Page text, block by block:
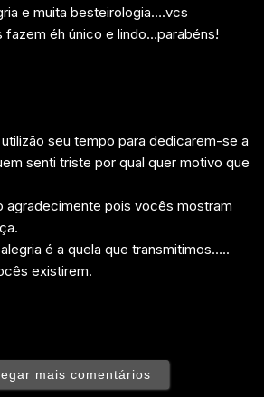
e muita besteirologia….vcs
fazem éh único e lindo…parabéns!
seu tempo para dedicarem-se a
senti triste por qual quer motivo que
agradecimente pois vocês mostram
é a quela que transmitimos…..
existirem.
mais comentários